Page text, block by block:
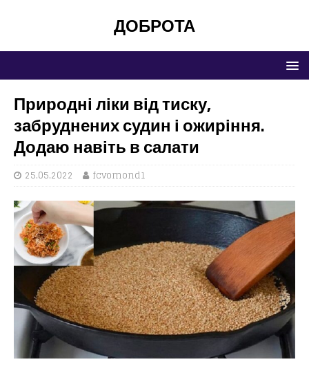
ДОБРОТА
Природні ліки від тиску,
забруднених судин і ожиріння.
Додаю навіть в салати
25.05.2022 fcvomond1